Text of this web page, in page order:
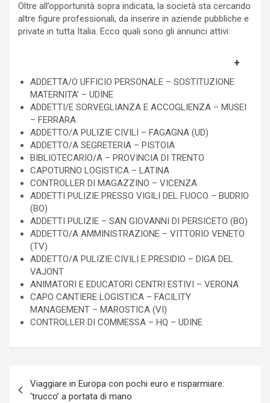
Oltre all’opportunità sopra indicata, la società sta cercando
altre figure professionali, da inserire in aziende pubbliche e
private in tutta Italia. Ecco quali sono gli annunci attivi:
ADDETTA/O UFFICIO PERSONALE – SOSTITUZIONE
MATERNITA’ – UDINE
ADDETTI/E SORVEGLIANZA E ACCOGLIENZA – MUSEI
– FERRARA
ADDETTO/A PULIZIE CIVILI – FAGAGNA (UD)
ADDETTO/A SEGRETERIA – PISTOIA
BIBLIOTECARIO/A – PROVINCIA DI TRENTO
CAPOTURNO LOGISTICA – LATINA
CONTROLLER DI MAGAZZINO – VICENZA
ADDETTI PULIZIE PRESSO VIGILI DEL FUOCO – BUDRIO
(BO)
ADDETTI PULIZIE – SAN GIOVANNI DI PERSICETO (BO)
ADDETTO/A AMMINISTRAZIONE – VITTORIO VENETO
(TV)
ADDETTO/A PULIZIE CIVILI E PRESIDIO – DIGA DEL
VAJONT
ANIMATORI E EDUCATORI CENTRI ESTIVI – VERONA
CAPO CANTIERE LOGISTICA – FACILITY
MANAGEMENT – MAROSTICA (VI)
CONTROLLER DI COMMESSA – HQ – UDINE
articoli
Viaggiare in Europa con pochi euro e risparmiare:
‘trucco’ a portata di mano